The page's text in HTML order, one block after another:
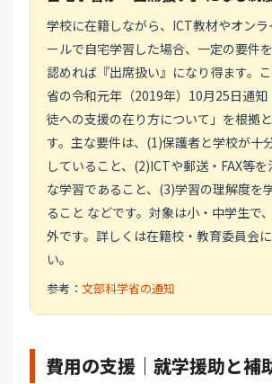
学校に在籍しながら、ICT教材やオンラ
ールで自宅学習した場合、一定の要件
認めれば『出席扱い』になり得ます。
省の令和元年（2019年）10月25日通
徒への支援の在り方について」を根拠
す。主な要件は、(1)保護者と学校が十
していること、(2)ICTや郵送・FAX等
な学習であること、(3)学習の理解度を
ること などです。対象は小・中学生で
外です。詳しくは在籍校・教育委員会
い。
参考： 文部科学省の通知
費用の支援｜就学援助と補